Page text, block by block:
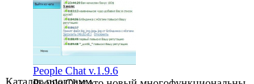
People Chat v.1.9.6